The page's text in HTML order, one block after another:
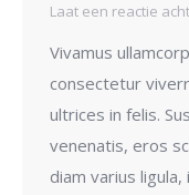
Laat een reactie
Vivamus
consectetur
ultrices in felis.
venenatis, eros
diam varius